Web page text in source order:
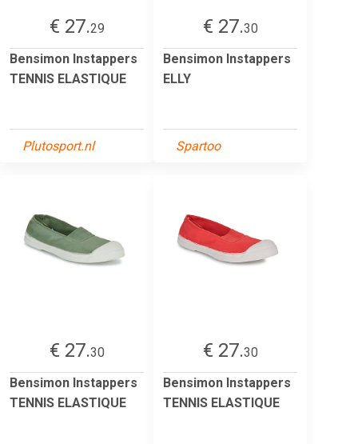
€ 27.29
Bensimon Instappers
TENNIS ELASTIQUE
Plutosport.nl
€ 27.30
Bensimon Instappers
ELLY
Spartoo
€ 27.30
Bensimon Instappers
TENNIS ELASTIQUE
€ 27.30
Bensimon Instappers
TENNIS ELASTIQUE